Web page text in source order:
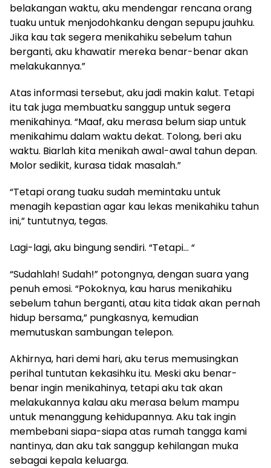
belakangan waktu, aku mendengar rencana orang
tuaku untuk menjodohkanku dengan sepupu jauhku.
Jika kau tak segera menikahiku sebelum tahun
berganti, aku khawatir mereka benar-benar akan
melakukannya.”
Atas informasi tersebut, aku jadi makin kalut. Tetapi
itu tak juga membuatku sanggup untuk segera
menikahinya. “Maaf, aku merasa belum siap untuk
menikahimu dalam waktu dekat. Tolong, beri aku
waktu. Biarlah kita menikah awal-awal tahun depan.
Molor sedikit, kurasa tidak masalah.”
“Tetapi orang tuaku sudah memintaku untuk
menagih kepastian agar kau lekas menikahiku tahun
ini,” tuntutnya, tegas.
Lagi-lagi, aku bingung sendiri. “Tetapi… “
“Sudahlah! Sudah!” potongnya, dengan suara yang
penuh emosi. “Pokoknya, kau harus menikahiku
sebelum tahun berganti, atau kita tidak akan pernah
hidup bersama,” pungkasnya, kemudian
memutuskan sambungan telepon.
Akhirnya, hari demi hari, aku terus memusingkan
perihal tuntutan kekasihku itu. Meski aku benar-
benar ingin menikahinya, tetapi aku tak akan
melakukannya kalau aku merasa belum mampu
untuk menanggung kehidupannya. Aku tak ingin
membebani siapa-siapa atas rumah tangga kami
nantinya, dan aku tak sanggup kehilangan muka
sebagai kepala keluarga.